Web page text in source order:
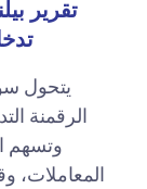
يتحول
الرقمنة
وتسهم